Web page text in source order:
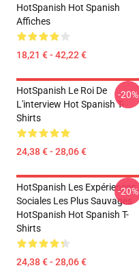
HotSpanish Hot Spanish
Affiches
18,21 € - 42,22 €
HotSpanish Le Roi De
L'interview Hot Spanish T-
Shirts
24,38 € - 28,06 €
-20%
HotSpanish Les Expériences
Sociales Les Plus Sauvages
HotSpanish Hot Spanish T-
Shirts
24,38 € - 28,06 €
-20%